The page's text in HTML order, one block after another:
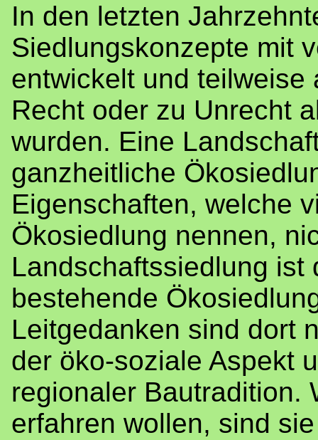
In den letzten
Siedlungskonzepte mit
entwickelt und teilweise
Recht oder zu Unrecht
wurden. Eine
ganzheitliche
Eigenschaften, welche
Ökosiedlung nennen,
Landschaftssiedlung ist
bestehende
Leitgedanken sind dort
der öko-soziale Aspekt
regionaler Bautradition.
erfahren wollen, sind